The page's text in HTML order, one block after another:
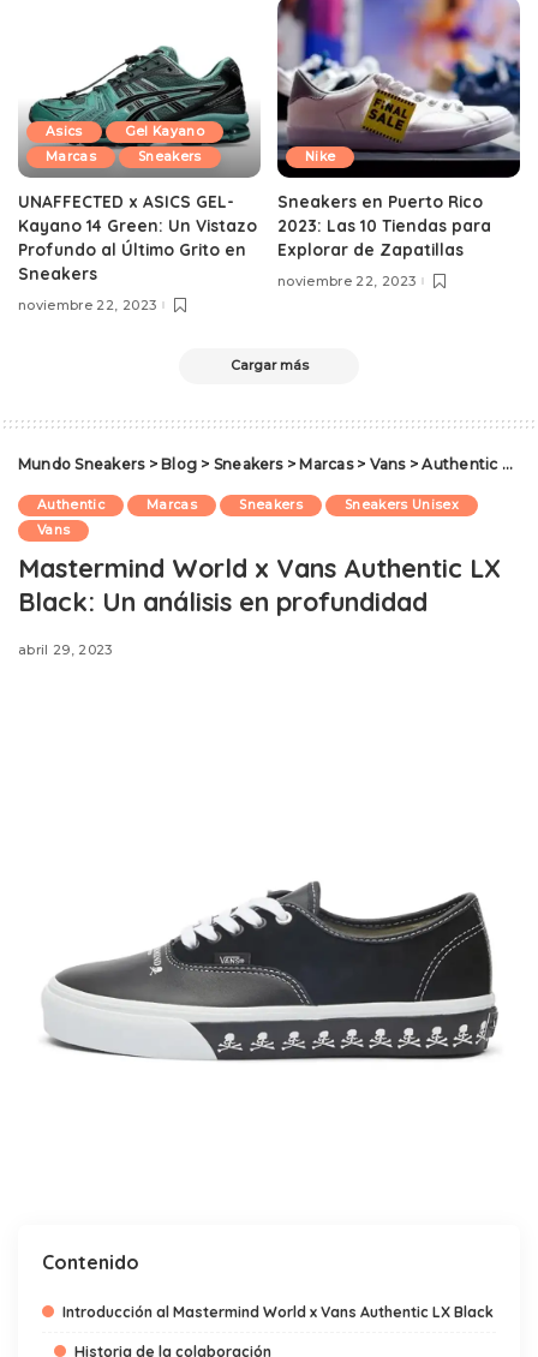
Asics
Gel Kayano
Marcas
Sneakers
UNAFFECTED x ASICS GEL-
Kayano 14 Green: Un Vistazo
Profundo al Último Grito en
Sneakers
noviembre 22, 2023
Nike
Sneakers en Puerto Rico
2023: Las 10 Tiendas para
Explorar de Zapatillas
noviembre 22, 2023
Cargar más
Mundo Sneakers> Blog > Sneakers> Marcas> Vans>Authentic>
Authentic Marcas Sneakers
Sneakers Unisex
Vans
Mastermind World x Vans Authentic LX
Black: Un análisis en profundidad
abril 29, 2023
Contenido
Introducción al Mastermind World x Vans Authentic LX Black
Historia de la colaboración